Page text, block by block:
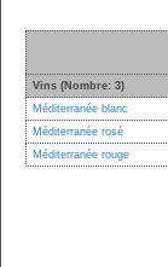
Vins (Nombre: 3)
Méditerranée blanc
Méditerranée rosé
Méditerranée rouge